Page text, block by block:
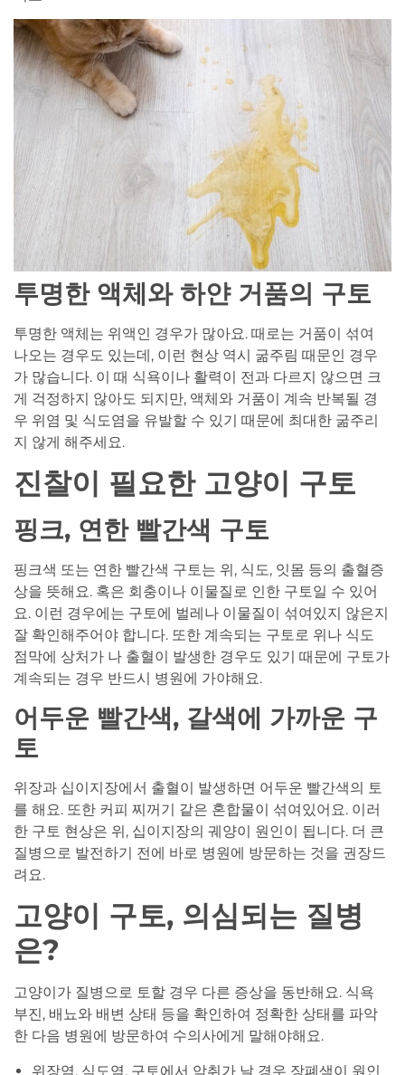
투명한 액체와 하얀 거품의 구토
투명한 액체는 위액인 경우가 많아요. 때로는 거품이 섞여
나오는 경우도 있는데, 이런 현상 역시 굶주림 때문인 경우
가 많습니다. 이 때 식욕이나 활력이 전과 다르지 않으면 크
게 걱정하지 않아도 되지만, 액체와 거품이 계속 반복될 경
우 위염 및 식도염을 유발할 수 있기 때문에 최대한 굶주리
지 않게 해주세요.
진찰이 필요한 고양이 구토
핑크, 연한 빨간색 구토
핑크색 또는 연한 빨간색 구토는 위, 식도, 잇몸 등의 출혈증
상을 뜻해요. 혹은 회충이나 이물질로 인한 구토일 수 있어
요. 이런 경우에는 구토에 벌레나 이물질이 섞여있지 않은지
잘 확인해주어야 합니다. 또한 계속되는 구토로 위나 식도
점막에 상처가 나 출혈이 발생한 경우도 있기 때문에 구토가
계속되는 경우 반드시 병원에 가야해요.
어두운 빨간색, 갈색에 가까운 구
토
위장과 십이지장에서 출혈이 발생하면 어두운 빨간색의 토
를 해요. 또한 커피 찌꺼기 같은 혼합물이 섞여있어요. 이러
한 구토 현상은 위, 십이지장의 궤양이 원인이 됩니다. 더 큰
질병으로 발전하기 전에 바로 병원에 방문하는 것을 권장드
려요.
고양이 구토, 의심되는 질병
은?
고양이가 질병으로 토할 경우 다른 증상을 동반해요. 식욕
부진, 배뇨와 배변 상태 등을 확인하여 정확한 상태를 파악
한 다음 병원에 방문하여 수의사에게 말해야해요.
위장염, 식도염. 구토에서 악취가 날 경우 장폐색이 원인